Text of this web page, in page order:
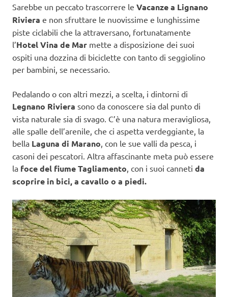
Sarebbe un peccato trascorrere le Vacanze a Lignano
Riviera e non sfruttare le nuovissime e lunghissime
piste ciclabili che la attraversano, fortunatamente
l’Hotel Vina de Mar mette a disposizione dei suoi
ospiti una dozzina di biciclette con tanto di seggiolino
per bambini, se necessario.
Pedalando o con altri mezzi, a scelta, i dintorni di
Legnano Riviera sono da conoscere sia dal punto di
vista naturale sia di svago. C’è una natura meravigliosa,
alle spalle dell’arenile, che ci aspetta verdeggiante, la
bella Laguna di Marano, con le sue valli da pesca, i
casoni dei pescatori. Altra affascinante meta può essere
la foce del fiume Tagliamento, con i suoi canneti da
scoprire in bici, a cavallo o a piedi.